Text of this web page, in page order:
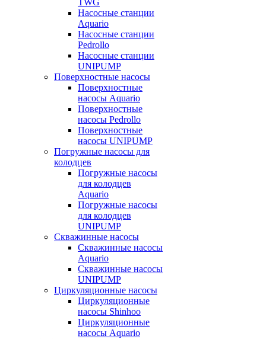
TWG
Насосные станции
Aquario
Насосные станции
Pedrollo
Насосные станции
UNIPUMP
Поверхностные насосы
Поверхностные
насосы Aquario
Поверхностные
насосы Pedrollo
Поверхностные
насосы UNIPUMP
Погружные насосы для
колодцев
Погружные насосы
для колодцев
Aquario
Погружные насосы
для колодцев
UNIPUMP
Скважинные насосы
Скважинные насосы
Aquario
Скважинные насосы
UNIPUMP
Циркуляционные насосы
Циркуляционные
насосы Shinhoo
Циркуляционные
насосы Aquario